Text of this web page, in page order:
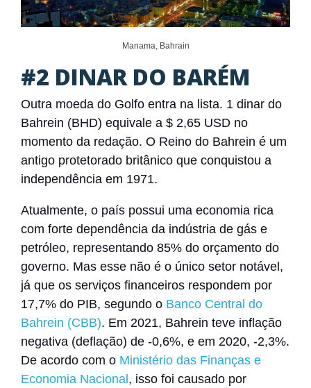
Manama, Bahrain
#2 DINAR DO BARÉM
Outra moeda do Golfo entra na lista. 1 dinar do
Bahrein (BHD) equivale a $ 2,65 USD no
momento da redação. O Reino do Bahrein é um
antigo protetorado britânico que conquistou a
independência em 1971.
Atualmente, o país possui uma economia rica
com forte dependência da indústria de gás e
petróleo, representando 85% do orçamento do
governo. Mas esse não é o único setor notável,
já que os serviços financeiros respondem por
17,7% do PIB, segundo o Banco Central do
Bahrein (CBB). Em 2021, Bahrein teve inflação
negativa (deflação) de -0,6%, e em 2020, -2,3%.
De acordo com o Ministério das Finanças e
Economia Nacional, isso foi causado por